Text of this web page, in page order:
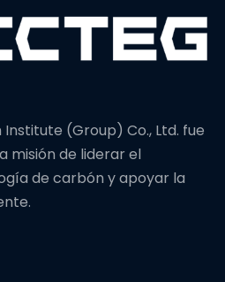
Institute (Group) Co., Ltd. fue
misión de liderar el
de carbón y apoyar la